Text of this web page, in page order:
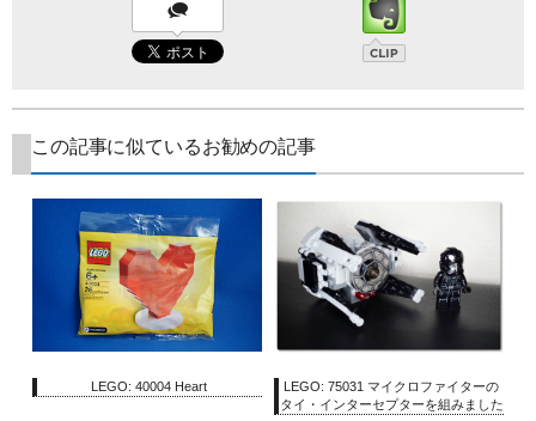
この記事に似ているお勧めの記事
LEGO: 40004 Heart
LEGO: 75031 マイクロファイターの
タイ・インターセプターを組みました